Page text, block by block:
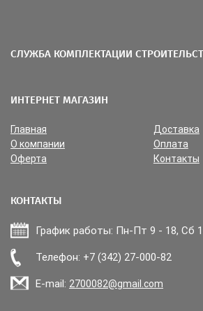
Прикрепить файл
СЛУЖБА КОМПЛЕКТАЦИИ
ИНТЕРНЕТ МАГАЗИН
Главная
Доставка
О компании
Оплата
Оферта
Контакты
КОНТАКТЫ
График работы: Пн-Пт 9 - 18, Сб
Телефон: +7 (342) 27-000-82
E-mail: 2700082@gmail.com